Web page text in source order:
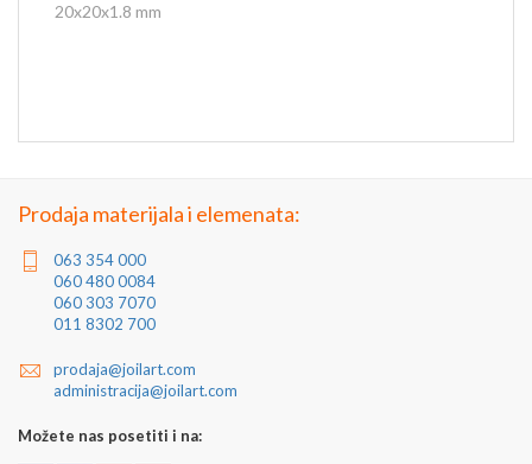
20x20x1.8 mm
Prodaja materijala i elemenata:
063 354 000
060 480 0084
060 303 7070
011 8302 700
prodaja@joilart.com
administracija@joilart.com
Možete nas posetiti i na: